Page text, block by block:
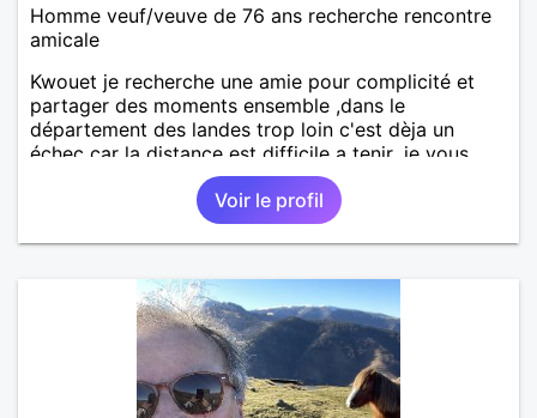
Homme veuf/veuve de 76 ans recherche rencontre
amicale
Kwouet je recherche une amie pour complicité et
partager des moments ensemble ,dans le
département des landes trop loin c'est dèja un
échec car la distance est difficile a tenir ,je vous
remercie par avance bonne journée ,
Voir le profil